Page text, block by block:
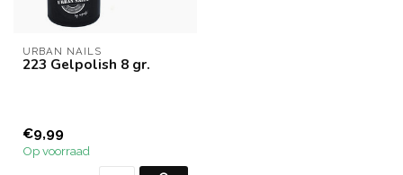
URBAN NAILS
223 Gelpolish 8 gr.
€9,99
Op voorraad